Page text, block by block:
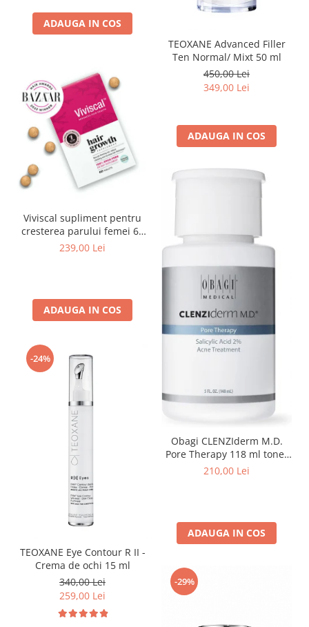
TEOXANE Advanced Filler
Ten Normal/ Mixt 50 ml
450,00 Lei
349,00 Lei
ADAUGA IN COS
ADAUGA IN COS
Viviscal supliment pentru
cresterea parului femei 60
tablete
239,00 Lei
ADAUGA IN COS
Obagi CLENZIderm M.D.
Pore Therapy 118 ml toner
pentru ten acneic
210,00 Lei
ADAUGA IN COS
-24%
TEOXANE Eye Contour R II -
Crema de ochi 15 ml
340,00 Lei
259,00 Lei
-29%